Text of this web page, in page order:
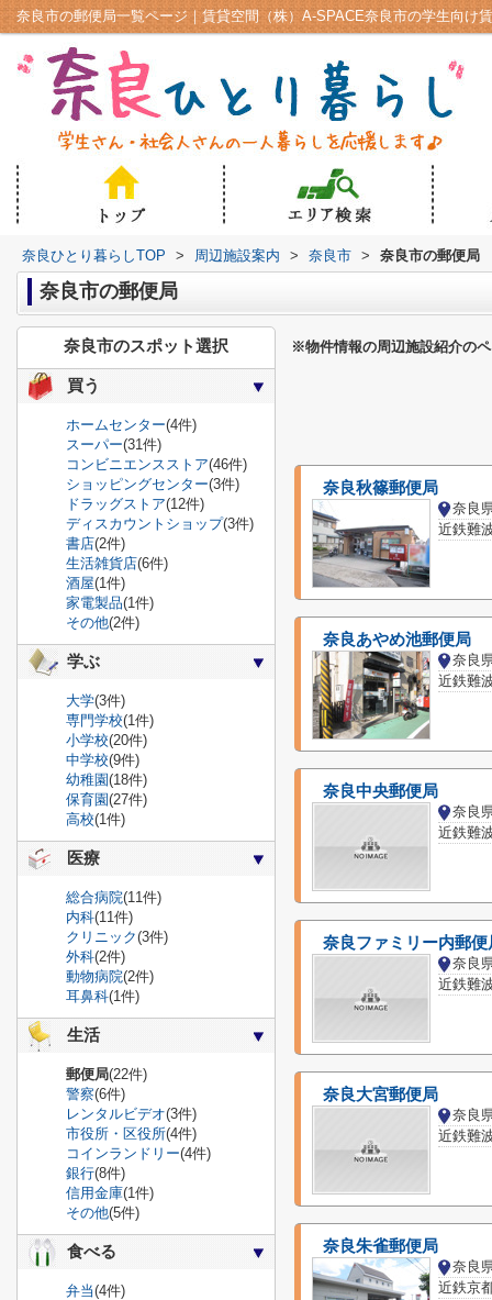
奈良市の郵便局一覧ページ｜賃貸空間（株）A-SPACE奈良市の学生向け
奈良ひとり暮らしTOP > 周辺施設案内 > 奈良市 > 奈良市の郵便局
奈良市の郵便局
※物件情報の周辺施設紹介の
奈良秋篠郵便局
奈良
近鉄難
奈良あやめ池郵便局
奈良
近鉄難
奈良中央郵便局
奈良
近鉄難
奈良ファミリー内郵便
奈良
近鉄難
奈良大宮郵便局
奈良
近鉄難
奈良朱雀郵便局
奈良
近鉄京
奈良市のスポット選択
買う
ホームセンター(4件)
スーパー(31件)
コンビニエンスストア(46件)
ショッピングセンター(3件)
ドラッグストア(12件)
ディスカウントショップ(3件)
書店(2件)
生活雑貨店(6件)
酒屋(1件)
家電製品(1件)
その他(2件)
学ぶ
大学(3件)
専門学校(1件)
小学校(20件)
中学校(9件)
幼稚園(18件)
保育園(27件)
高校(1件)
医療
総合病院(11件)
内科(11件)
クリニック(3件)
外科(2件)
動物病院(2件)
耳鼻科(1件)
生活
郵便局(22件)
警察(6件)
レンタルビデオ(3件)
市役所・区役所(4件)
コインランドリー(4件)
銀行(8件)
信用金庫(1件)
その他(5件)
食べる
弁当(4件)